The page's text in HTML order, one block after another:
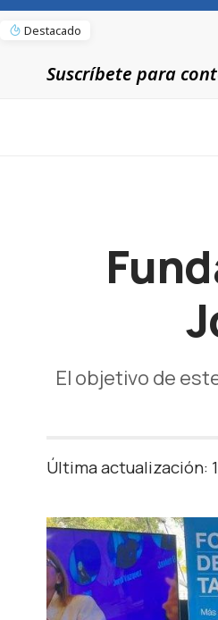
Destacado
Suscríbete para
El objetivo de
Última actualización: